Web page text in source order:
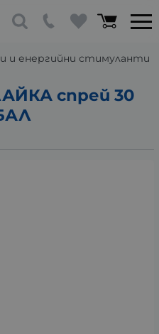
и енергийни стимуланти
спрей 30